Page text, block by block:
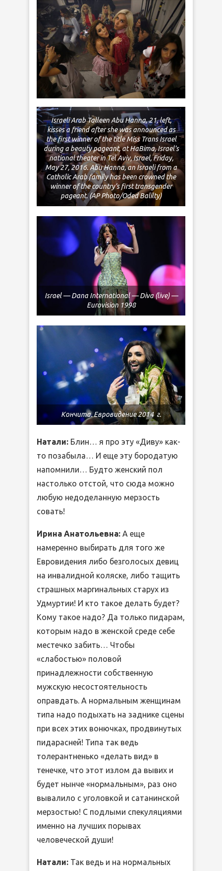
Israeli Arab Talleen Abu Hanna, 21, left,
kisses a friend after she was announced as
the first winner of the title Miss Trans Israel
during a beauty pageant, at HaBima, Israel’s
national theater in Tel Aviv, Israel, Friday,
May 27, 2016. Abu Hanna, an Israeli from a
Catholic Arab family has been crowned the
winner of the country’s first transgender
pageant. (AP Photo/Oded Balilty)
Israel — Dana International — Diva (live) —
Eurovision 1998
Кончита. Евровидение 2014 г.
Натали: Блин… я про эту «Диву» как-
то позабыла… И еще эту бородатую
напомнили… Будто женский пол
настолько отстой, что сюда можно
любую недоделанную мерзость
совать!
Ирина Анатольевна: А еще
намеренно выбирать для того же
Евровидения либо безголосых девиц
на инвалидной коляске, либо тащить
страшных маргинальных старух из
Удмуртии! И кто такое делать будет?
Кому такое надо? Да только пидарам,
которым надо в женской среде себе
местечко забить… Чтобы
«слабостью» половой
принадлежности собственную
мужскую несостоятельность
оправдать. А нормальным женщинам
типа надо подыхать на заднике сцены
при всех этих вонючках, продвинутых
пидарасней! Типа так ведь
толерантненько «делать вид» в
тенечке, что этот излом да вывих и
будет нынче «нормальным», раз оно
вывалило с уголовкой и сатанинской
мерзостью! С подлыми спекуляциями
именно на лучших порывах
человеческой души!
Натали: Так ведь и на нормальных